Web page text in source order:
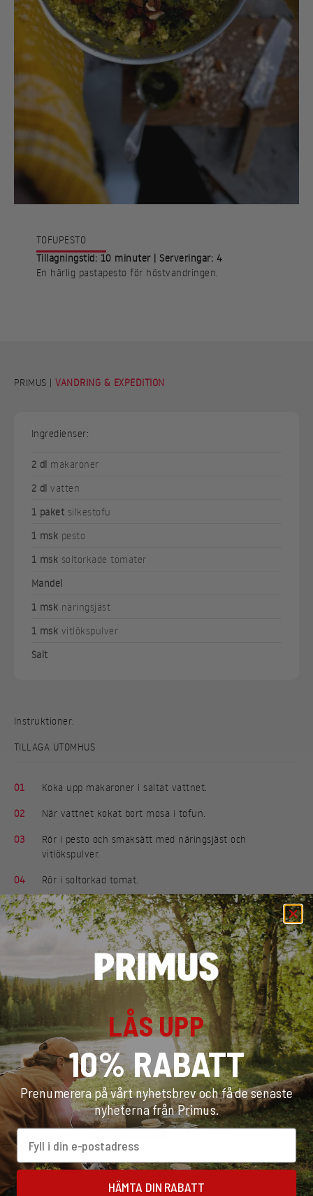
TOFUPESTO
Tillagningstid: 10 minuter | Serveringar: 4
En härlig pastapesto för höstvandringen.
PRIMUS |VANDRING & EXPEDITION
Ingredienser:
2 dl makaroner
2 dl vatten
1 paket silkestofu
1 msk pesto
1 msk soltorkade tomater
Mandel
1 msk näringsjäst
1 msk vitlökspulver
Salt
Instruktioner:
TILLAGA UTOMHUS
01 Koka upp makaroner i saltat vattnet.
02 När vattnet kokat bort mosa i tofun.
03
Rör i pesto och smaksätt med näringsjäst och
vitlökspulver.
04 Rör i soltorkad tomat.
05 Toppa med hackade mandlar.
Rekommenderad Utrustning
LÅS UPP
10% RABATT
Prenumerera på vårt nyhetsbrev och få de senaste
nyheterna från Primus.
Email
HÄMTA DIN RABATT